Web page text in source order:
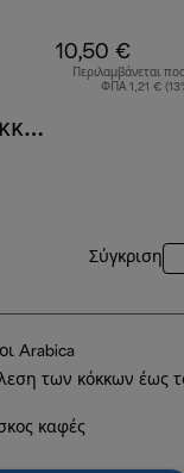
10,50 €
Περιλαμβάνεται
ΦΠΑ 1,21 €
Σύγκριση
Arabica
των κόκκων έως
καφές